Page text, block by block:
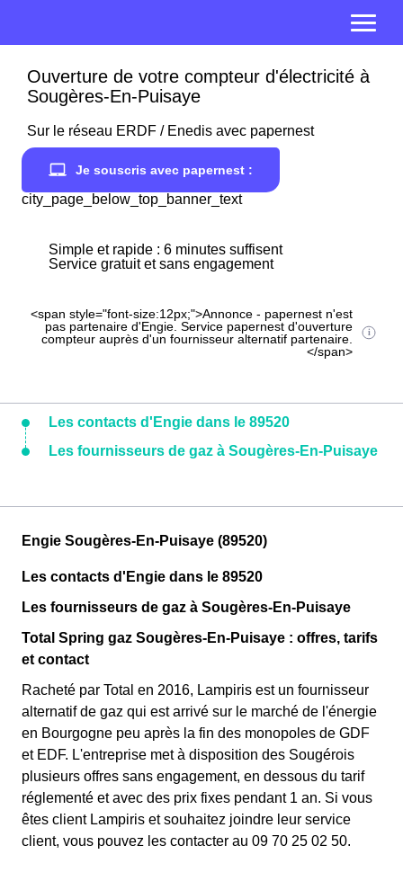
Ouverture de votre compteur d'électricité à
Sougères-En-Puisaye
Sur le réseau ERDF / Enedis avec papernest
Je souscris avec papernest :
city_page_below_top_banner_text
Simple et rapide : 6 minutes suffisent
Service gratuit et sans engagement
<span style="font-size:12px;">Annonce - papernest n'est
pas partenaire d'Engie. Service papernest d'ouverture
compteur auprès d'un fournisseur alternatif partenaire.
</span>
Les contacts d'Engie dans le 89520
Les fournisseurs de gaz à Sougères-En-Puisaye
Engie Sougères-En-Puisaye (89520)
Les contacts d'Engie dans le 89520
Les fournisseurs de gaz à Sougères-En-Puisaye
Total Spring gaz Sougères-En-Puisaye : offres, tarifs
et contact
Racheté par Total en 2016, Lampiris est un fournisseur
alternatif de gaz qui est arrivé sur le marché de l'énergie
en Bourgogne peu après la fin des monopoles de GDF
et EDF. L'entreprise met à disposition des Sougérois
plusieurs offres sans engagement, en dessous du tarif
réglementé et avec des prix fixes pendant 1 an. Si vous
êtes client Lampiris et souhaitez joindre leur service
client, vous pouvez les contacter au 09 70 25 02 50.